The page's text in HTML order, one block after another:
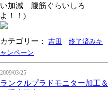
い加減 腹筋ぐらいしろ
よ！！)
カテゴリー： 吉田
終了済みキ
ャンペーン
2009/03/25
ランクルプラドモニター加工＆